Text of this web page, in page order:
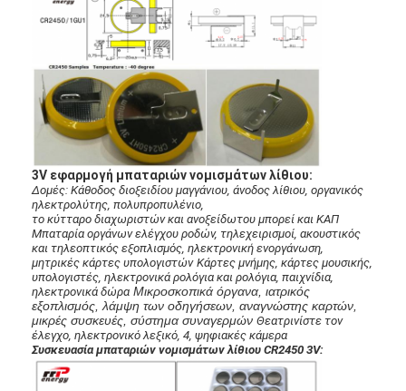
Σπίτι
Προϊόντα
Περίπου εμείς
Γύρος εργοστασίων
Ποιοτικός έλεγχος
Μας ελάτε σε επαφή με
Ειδήσεις
3V εφαρμογή μπαταριών νομισμάτων λίθιου:
Δομές: Κάθοδος διοξειδίου μαγγάνιου, άνοδος λίθιου, οργανικός
ηλεκτρολύτης, πολυπροπυλένιο,
το κύτταρο διαχωριστών και ανοξείδωτου μπορεί και ΚΑΠ
Μπαταρία οργάνων ελέγχου ροδών, τηλεχειρισμοί, ακουστικός
και τηλεοπτικός εξοπλισμός, ηλεκτρονική ενοργάνωση,
μητρικές κάρτες υπολογιστών Κάρτες μνήμης, κάρτες μουσικής,
υπολογιστές, ηλεκτρονικά ρολόγια και ρολόγια, παιχνίδια,
ηλεκτρονικά δώρα Μικροσκοπικά όργανα, ιατρικός
εξοπλισμός, λάμψη των οδηγήσεων, αναγνώστης καρτών,
μικρές συσκευές, σύστημα συναγερμώνΘεατρινίστε τον
έλεγχο, ηλεκτρονικό λεξικό, 4, ψηφιακές κάμερα
Συσκευασία μπαταριών νομισμάτων λίθιου CR2450 3V: